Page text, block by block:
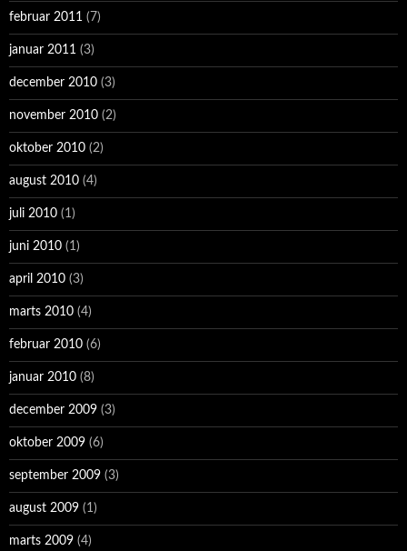
februar 2011 (7)
januar 2011 (3)
december 2010 (3)
november 2010 (2)
oktober 2010 (2)
august 2010 (4)
juli 2010 (1)
juni 2010 (1)
april 2010 (3)
marts 2010 (4)
februar 2010 (6)
januar 2010 (8)
december 2009 (3)
oktober 2009 (6)
september 2009 (3)
august 2009 (1)
marts 2009 (4)